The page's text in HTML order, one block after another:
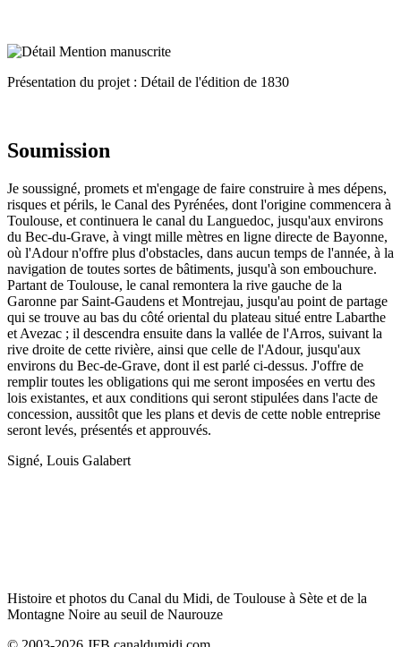
Présentation du projet : Détail de l'édition de 1830
Soumission
Je soussigné, promets et m'engage de faire construire à mes dépens,
risques et périls, le Canal des Pyrénées, dont l'origine commencera à
Toulouse, et continuera le canal du Languedoc, jusqu'aux environs
du Bec-du-Grave, à vingt mille mètres en ligne directe de Bayonne,
où l'Adour n'offre plus d'obstacles, dans aucun temps de l'année, à la
navigation de toutes sortes de bâtiments, jusqu'à son embouchure.
Partant de Toulouse, le canal remontera la rive gauche de la
Garonne par Saint-Gaudens et Montrejau, jusqu'au point de partage
qui se trouve au bas du côté oriental du plateau situé entre Labarthe
et Avezac ; il descendra ensuite dans la vallée de l'Arros, suivant la
rive droite de cette rivière, ainsi que celle de l'Adour, jusqu'aux
environs du Bec-de-Grave, dont il est parlé ci-dessus. J'offre de
remplir toutes les obligations qui me seront imposées en vertu des
lois existantes, et aux conditions qui seront stipulées dans l'acte de
concession, aussitôt que les plans et devis de cette noble entreprise
seront levés, présentés et approuvés.
Signé, Louis Galabert
Histoire et photos du Canal du Midi, de Toulouse à Sète et de la
Montagne Noire au seuil de Naurouze